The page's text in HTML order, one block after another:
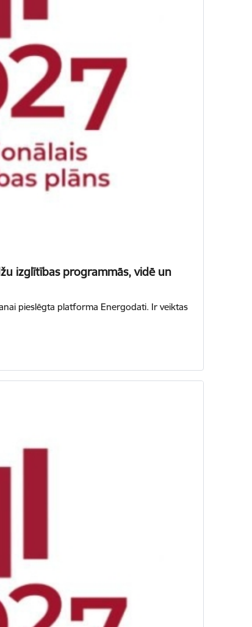
izglītības programmās, vidē un
pieslēgta platforma Energodati. Ir veiktas